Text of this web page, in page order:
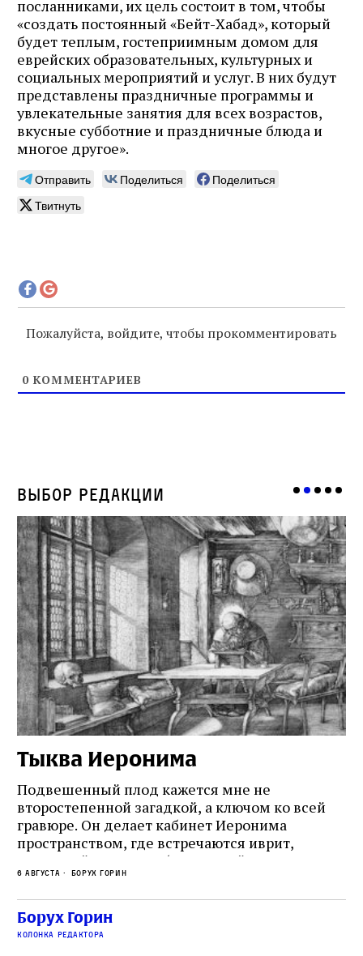
посланниками, их цель состоит в том, чтобы
«создать постоянный «Бейт-Хабад», который
будет теплым, гостеприимным домом для
еврейских образовательных, культурных и
социальных мероприятий и услуг. В них будут
представлены праздничные программы и
увлекательные занятия для всех возрастов,
вкусные субботние и праздничные блюда и
многое другое».
Отправить Поделиться
Поделиться
Твитнуть
Пожалуйста, войдите, чтобы прокомментировать
0 КОММЕНТАРИЕВ
Выбор редакции
Тыква Иеронима
Подвешенный плод кажется мне не
второстепенной загадкой, а ключом ко всей
гравюре. Он делает кабинет Иеронима
пространством, где встречаются иврит,
греческий и латынь; буквальный смысл и
церковная традиция; филологическая
точность и понятность; переводчик,
убеждённый в необходимости исправления, и
читатель, воспринимающий исправление как
6 августа Борух Горин
Борух Горин
колонка редактора